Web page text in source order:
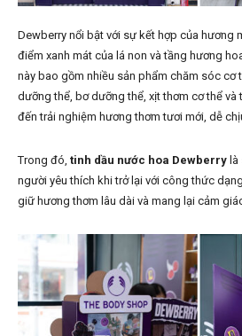
Dewberry nổi bật với sự kết hợp của hương
điểm xanh mát của lá non và tầng hương
này bao gồm nhiều sản phẩm chăm sóc cơ
dưỡng thể, bơ dưỡng thể, xịt thơm cơ thể và
đến trải nghiệm hương thơm tươi mới, dễ
Trong đó, tinh dầu nước hoa Dewberry
người yêu thích khi trở lại với công thức
giữ hương thơm lâu dài và mang lại cảm